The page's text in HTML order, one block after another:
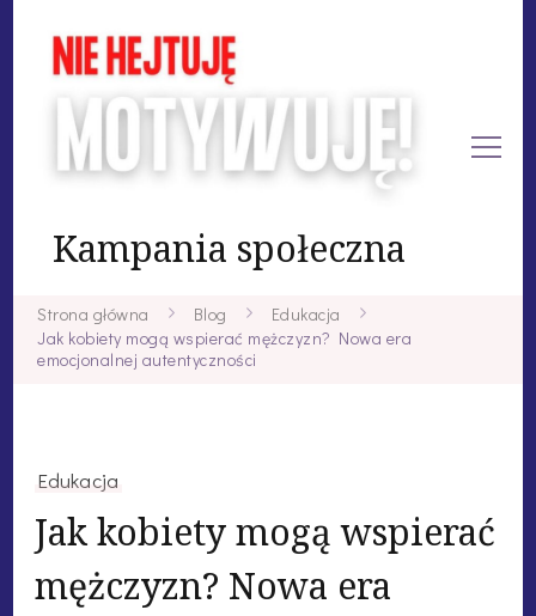
Kampania społeczna
Strona główna Blog
Edukacja
Jak kobiety mogą wspierać mężczyzn? Nowa era
emocjonalnej autentyczności
Edukacja
Jak kobiety mogą wspierać
mężczyzn? Nowa era